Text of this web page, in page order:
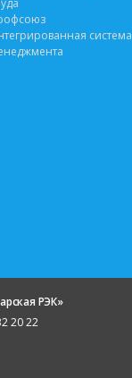
система
РЭК»
20 22